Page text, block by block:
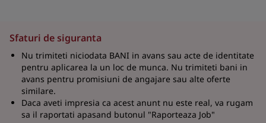
Sfaturi de siguranta
Nu trimiteti niciodata BANI in avans sau acte de identitate
pentru aplicarea la un loc de munca. Nu trimiteti bani in
avans pentru promisiuni de angajare sau alte oferte
similare.
Daca aveti impresia ca acest anunt nu este real, va rugam
sa il raportati apasand butonul "Raporteaza Job"